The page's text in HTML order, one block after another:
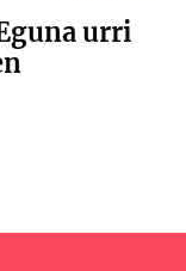
urri